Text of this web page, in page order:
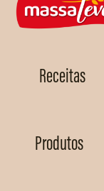
Receitas
Produtos